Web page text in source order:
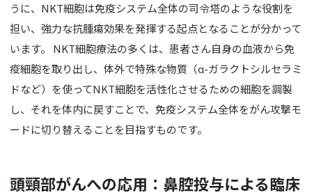
うに、NKT細胞は免疫システム全体の司令塔のような役割を
担い、強力な抗腫瘍効果を発揮する起点となることが分かって
います。 NKT細胞療法の多くは、患者さん自身の血液から免
疫細胞を取り出し、体外で特殊な物質（α-ガラクトシルセラミ
ドなど）を使ってNKT細胞を活性化させるための細胞を調製
し、それを体内に戻すことで、免疫システム全体をがん攻撃モ
ードに切り替えることを目指すものです。
頭頸部がんへの応用：鼻腔投与による臨床